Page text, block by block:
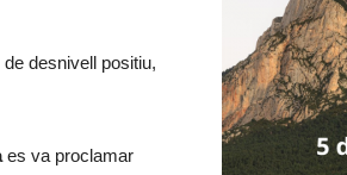
desnivell positiu,
es va proclamar